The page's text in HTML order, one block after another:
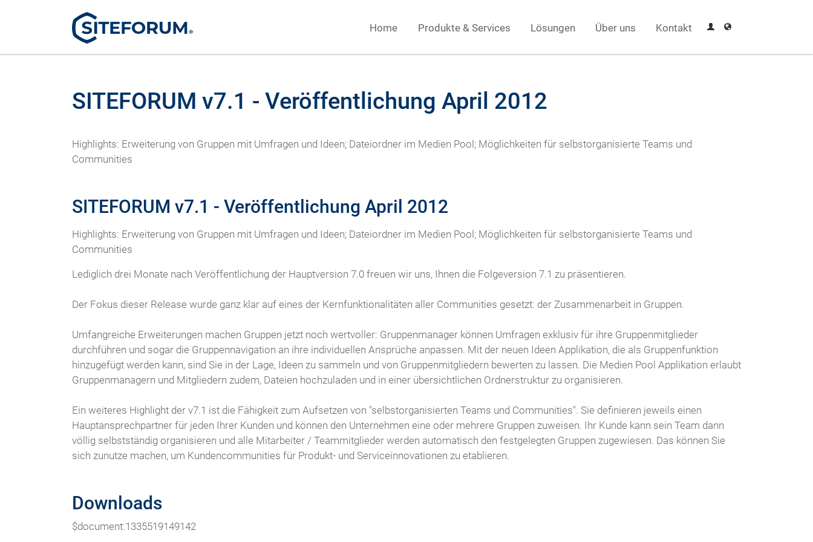
Home Produkte & Services Lösungen Über uns Kontakt
SITEFORUM v7.1 - Veröffentlichung April 2012
Highlights: Erweiterung von Gruppen mit Umfragen und Ideen; Dateiordner im Medien Pool; Möglichkeiten für selbstorganisierte Teams und
Communities
SITEFORUM v7.1 - Veröffentlichung April 2012
Highlights: Erweiterung von Gruppen mit Umfragen und Ideen; Dateiordner im Medien Pool; Möglichkeiten für selbstorganisierte Teams und
Communities
Lediglich drei Monate nach Veröffentlichung der Hauptversion 7.0 freuen wir uns, Ihnen die Folgeversion 7.1 zu präsentieren.
Der Fokus dieser Release wurde ganz klar auf eines der Kernfunktionalitäten aller Communities gesetzt: der Zusammenarbeit in Gruppen.
Umfangreiche Erweiterungen machen Gruppen jetzt noch wertvoller: Gruppenmanager können Umfragen exklusiv für ihre Gruppenmitglieder
durchführen und sogar die Gruppennavigation an ihre individuellen Ansprüche anpassen. Mit der neuen Ideen Applikation, die als Gruppenfunktion
hinzugefügt werden kann, sind Sie in der Lage, Ideen zu sammeln und von Gruppenmitgliedern bewerten zu lassen. Die Medien Pool Applikation erlaubt
Gruppenmanagern und Mitgliedern zudem, Dateien hochzuladen und in einer übersichtlichen Ordnerstruktur zu organisieren.
Ein weiteres Highlight der v7.1 ist die Fähigkeit zum Aufsetzen von "selbstorganisierten Teams und Communities". Sie definieren jeweils einen
Hauptansprechpartner für jeden Ihrer Kunden und können den Unternehmen eine oder mehrere Gruppen zuweisen. Ihr Kunde kann sein Team dann
völlig selbstständig organisieren und alle Mitarbeiter / Teammitglieder werden automatisch den festgelegten Gruppen zugewiesen. Das können Sie
sich zunutze machen, um Kundencommunities für Produkt- und Serviceinnovationen zu etablieren.
Downloads
$document:1335519149142